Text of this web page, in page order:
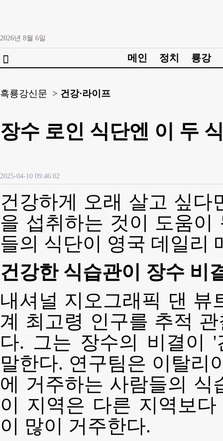
2026년 8월 6일
 메인 정치 룡강
흑룡강신문 > 건강·라이프
장수 로인 식단엔 이 두
2025-04-10 09:46:02
건강하게 오래 살고 싶다
을 섭취하는 것이 도움
들의 식단이 영국 데일리
건강한 식습관이 장수 비
내셔널 지오그래픽 댄 뷰
계 최고령 인구를 추적
다. 그는 장수의 비결이 '
말한다. 연구팀은 이탈리
에 거주하는 사람들의 식
이 지역은 다른 지역보
이 많이 거주한다.